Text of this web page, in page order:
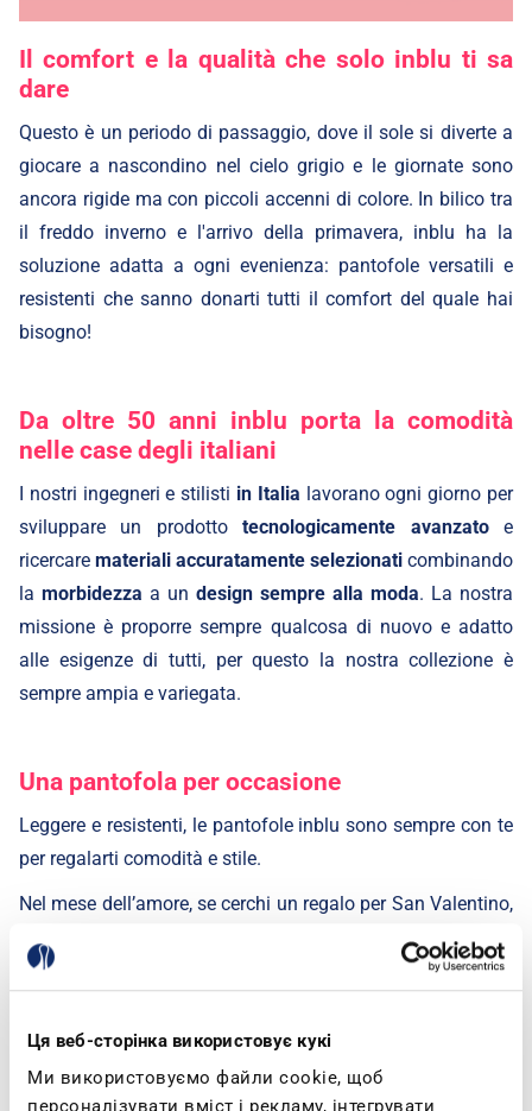
Ця веб-сторінка використовує кукі
Ми використовуємо файли cookie, щоб
персоналізувати вміст і рекламу, інтегрувати
Il comfort e la qualità che solo inblu ti sa
dare
Questo è un periodo di passaggio, dove il sole si diverte a
giocare a nascondino nel cielo grigio e le giornate sono
ancora rigide ma con piccoli accenni di colore. In bilico tra
il freddo inverno e l'arrivo della primavera, inblu ha la
soluzione adatta a ogni evenienza: pantofole versatili e
resistenti che sanno donarti tutti il comfort del quale hai
bisogno!
Da oltre 50 anni inblu porta la comodità
nelle case degli italiani
I nostri ingegneri e stilisti in Italia lavorano ogni giorno per
sviluppare un prodottotecnologicamente avanzatoe
ricercare materiali accuratamente selezionati combinando
la morbidezza a un design sempre alla moda. La nostra
missione è proporre sempre qualcosa di nuovo e adatto
alle esigenze di tutti, per questo la nostra collezione è
sempre ampia e variegata.
Una pantofola per occasione
Leggere e resistenti, le pantofole inblu sono sempre con te
per regalarti comodità e stile.
Nel mese dell’amore, se cerchi un regalo per San Valentino,
calde pantofole con bordo in ecopelliccia
e cuore
brillantinato potrebbero essere la scelta vincente!
lepantofole con ricamo a fiorifanno proprio per te!
Se invece vuoi farti trovare pronta per Carnevale, le